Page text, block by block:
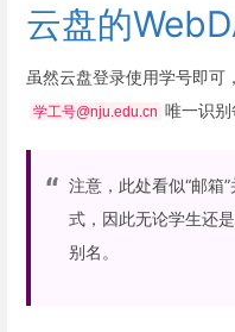
云盘的
虽然云盘登录使用学号即可
学工号@nju.edu.cn 唯一识别
注意，此处看似“邮箱
式，因此无论学生还
别名。